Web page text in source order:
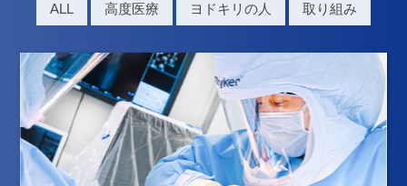
ALL 高度医療 ヨドキリの人 取り組み